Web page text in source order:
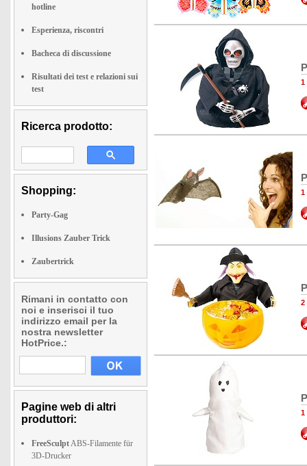
hotline
Esperienza, riscontri
Bacheca di discussione
Risultati dei test e relazioni sui
test
Ricerca prodotto:
Shopping:
Party-Gag
Illusions Zauber Trick
Zaubertrick
Rimani in contatto con
noi e inserisci il tuo
indirizzo email per la
nostra newsletter
HotPrice.:
Pagine web di altri
produttori:
FreeSculptABS-Filamente für
3D-Drucker
1
1
2
1